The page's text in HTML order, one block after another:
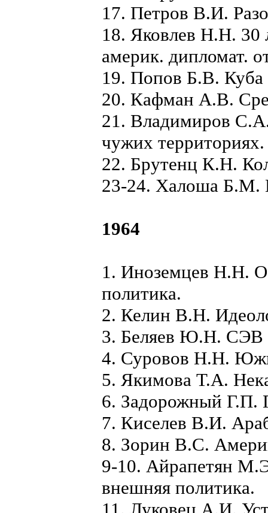
17. Петров В.И.
18. Яковлев Н.Н. 30
америк. дипломат.
19. Попов Б.В. Куба
20. Кафман А.В.
21. Владимиров
чужих территориях.
22. Брутенц К.Н.
23-24. Халоша Б.М.
1964
1. Иноземцев Н.Н.
политика.
2. Келин В.Н.
3. Беляев Ю.Н. СЭВ
4. Суровов Н.Н.
5. Якимова Т.А.
6. Задорожный Г.П.
7. Киселев В.И.
8. Зорин В.С.
9-10. Айрапетян
внешняя политика.